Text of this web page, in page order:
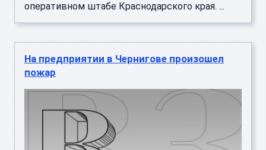
оперативном штабе Краснодарского края. ...
На предприятии в Чернигове произошел
пожар